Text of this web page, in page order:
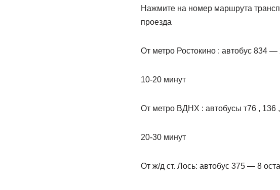
Нажмите на номер маршрута
проезда
От метро Ростокино : автобус 834 —
10-20 минут
От метро ВДНХ : автобусы т76 , 136
20-30 минут
От ж/д ст. Лось: автобус 375 — 8